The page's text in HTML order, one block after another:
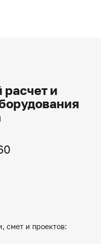
и
смет и проектов: